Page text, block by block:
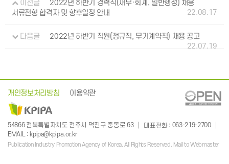
이전글
2022년 하반기 경력직(재무·회계, 일반행정) 채용
서류전형 합격자 및 향후일정 안내
22.08.17
다음글
2022년 하반기 직원(정규직, 무기계약직) 채용 공고
22.07.19
개인정보처리방침 이용약관
54866 전북특별자치도 전주시 덕진구 중동로 63 대표전화: 063-219-2700
EMAIL
: kpipa@kpipa.or.kr
Publication Industry Promotion Agency of Korea. All Rights Reserved. Mail to Webmaster